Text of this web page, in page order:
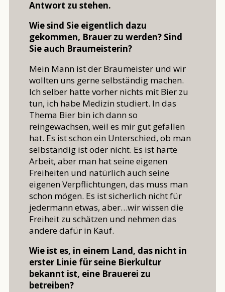
Antwort zu stehen.
Wie sind Sie eigentlich dazu
gekommen, Brauer zu werden? Sind
Sie auch Braumeisterin?
Mein Mann ist der Braumeister und wir
wollten uns gerne selbständig machen.
Ich selber hatte vorher nichts mit Bier zu
tun, ich habe Medizin studiert. In das
Thema Bier bin ich dann so
reingewachsen, weil es mir gut gefallen
hat. Es ist schon ein Unterschied, ob man
selbständig ist oder nicht. Es ist harte
Arbeit, aber man hat seine eigenen
Freiheiten und natürlich auch seine
eigenen Verpflichtungen, das muss man
schon mögen. Es ist sicherlich nicht für
jedermann etwas, aber…wir wissen die
Freiheit zu schätzen und nehmen das
andere dafür in Kauf.
Wie ist es, in einem Land, das nicht in
erster Linie für seine Bierkultur
bekannt ist, eine Brauerei zu
betreiben?